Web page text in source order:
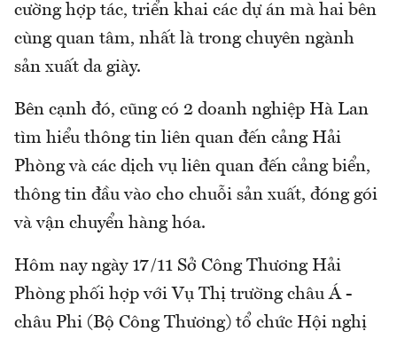
cường hợp tác, triển khai các dự án mà hai bên
cùng quan tâm, nhất là trong chuyên ngành
sản xuất da giày.
Bên cạnh đó, cũng có 2 doanh nghiệp Hà Lan
tìm hiểu thông tin liên quan đến cảng Hải
Phòng và các dịch vụ liên quan đến cảng biển,
thông tin đầu vào cho chuỗi sản xuất, đóng gói
và vận chuyển hàng hóa.
Hôm nay ngày 17/11 Sở Công Thương Hải
Phòng phối hợp với Vụ Thị trường châu Á -
châu Phi (Bộ Công Thương) tổ chức Hội nghị